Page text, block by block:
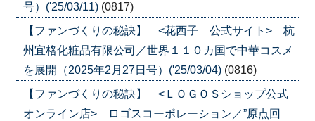
号）('25/03/11) (0817)
【ファンづくりの秘訣】 <花西子 公式サイト> 杭
州宜格化粧品有限公司／世界１１０カ国で中華コスメ
を展開（2025年2月27日号）('25/03/04) (0816)
【ファンづくりの秘訣】 <ＬＯＧＯＳショップ公式
オンライン店> ロゴスコーポレーション／”原点回